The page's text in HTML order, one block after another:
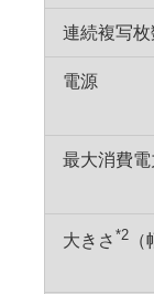
連続複写枚
電源
最大消費電
大きさ *2